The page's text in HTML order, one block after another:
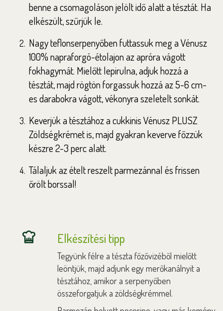
benne a csomagoláson jelölt idő alatt a tésztát. Ha
elkészült, szűrjük le.
Nagy teflonserpenyőben futtassuk meg a Vénusz
100% napraforgó-étolajon az apróra vágott
fokhagymát. Mielőtt lepirulna, adjuk hozzá a
tésztát, majd rögtön forgassuk hozzá az 5-6 cm-
es darabokra vágott, vékonyra szeletelt sonkát.
Keverjük a tésztához a cukkinis Vénusz PLUSZ
Zöldségkrémet is, majd gyakran keverve főzzük
készre 2-3 perc alatt.
Tálaljuk az ételt reszelt parmezánnal és frissen
őrölt borssal!
Elkészítési tipp
Tegyünk félre a tészta főzővizéből mielőtt
leöntjük, majd adjunk egy merőkanálnyit a
tésztához, amikor a serpenyőben
összeforgatjuk a zöldségkrémmel.